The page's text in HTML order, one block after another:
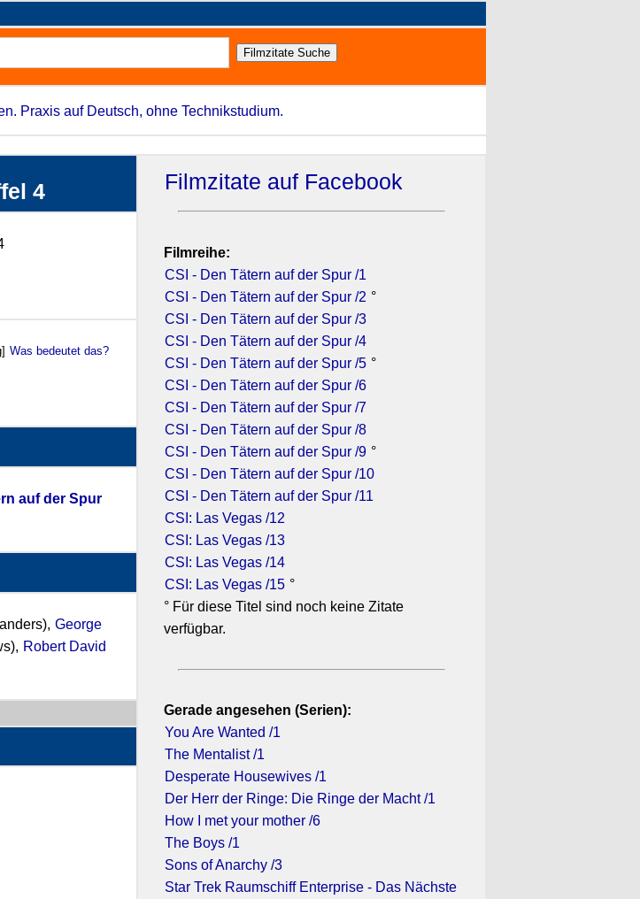
Praxis auf Deutsch, ohne Technikstudium.
4
Was bedeutet das?
auf der Spur
George
Robert David
Filmzitate auf Facebook
Filmreihe:
CSI - Den Tätern auf der Spur /1
CSI - Den Tätern auf der Spur /2 °
CSI - Den Tätern auf der Spur /3
CSI - Den Tätern auf der Spur /4
CSI - Den Tätern auf der Spur /5 °
CSI - Den Tätern auf der Spur /6
CSI - Den Tätern auf der Spur /7
CSI - Den Tätern auf der Spur /8
CSI - Den Tätern auf der Spur /9 °
CSI - Den Tätern auf der Spur /10
CSI - Den Tätern auf der Spur /11
CSI: Las Vegas /12
CSI: Las Vegas /13
CSI: Las Vegas /14
CSI: Las Vegas /15 °
° Für diese Titel sind noch keine Zitate
verfügbar.
Gerade angesehen (Serien):
You Are Wanted /1
The Mentalist /1
Desperate Housewives /1
Der Herr der Ringe: Die Ringe der Macht /1
How I met your mother /6
The Boys /1
Sons of Anarchy /3
Star Trek Raumschiff Enterprise - Das Nächste